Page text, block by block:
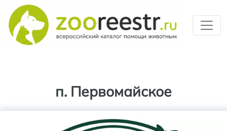
п. Первомайское